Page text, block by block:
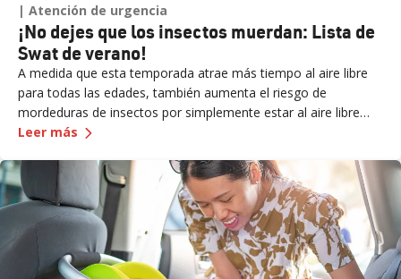
Atención de urgencia
¡No dejes que los insectos muerdan: Lista de
Swat de verano!
A medida que esta temporada atrae más tiempo al aire libre
para todas las edades, también aumenta el riesgo de
mordeduras de insectos por simplemente estar al aire libre
con más frecuencia. “Aunque muchas mordeduras de insectos
casos, pueden suponer riesgos para la salud más graves si no
se tratan rápidamente”, dice el Dr. Russell Stodtmeister,
médico de medicina familiar de Renown Health.
Leer más —